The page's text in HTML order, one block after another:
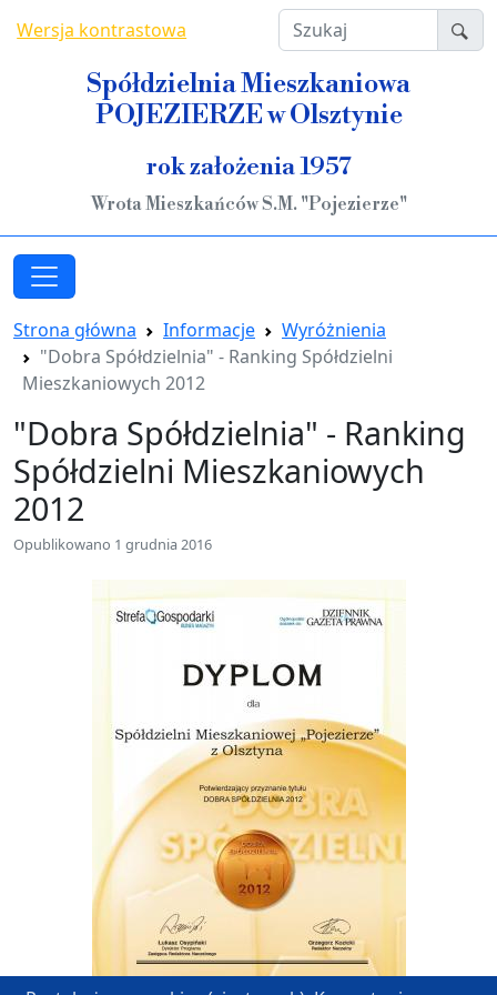
Wersja kontrastowa Szukaj
Spółdzielnia Mieszkaniowa
POJEZIERZE w Olsztynie
rok założenia 1957
Wrota Mieszkańców S.M. "Pojezierze"
Strona główna Informacje
Wyróżnienia
"Dobra Spółdzielnia" - Ranking Spółdzielni
Mieszkaniowych 2012
"Dobra Spółdzielnia" - Ranking
Spółdzielni Mieszkaniowych
2012
Opublikowano 1 grudnia 2016